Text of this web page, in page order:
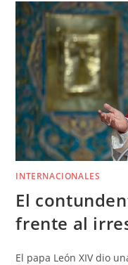
INTERNACIONALES
El
frente al
El papa León XIV dio